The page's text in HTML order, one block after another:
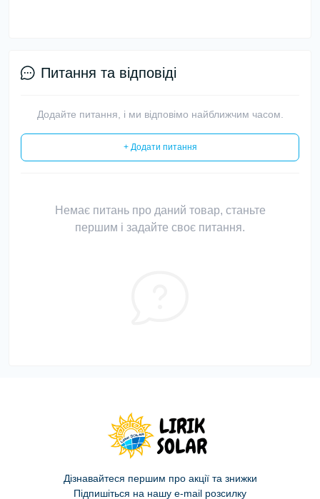
Питання та відповіді
Додайте питання, і ми відповімо найближчим часом.
+ Додати питання
Немає питань про даний товар, станьте
першим і задайте своє питання.
Дізнавайтеся першим про акції та знижки
Підпишіться на нашу e-mail розсилку